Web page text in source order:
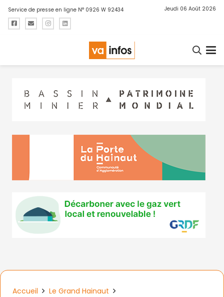
Service de presse en ligne N° 0926 W 92434 Jeudi 06 Août 2026
Accueil
Le Grand Hainaut